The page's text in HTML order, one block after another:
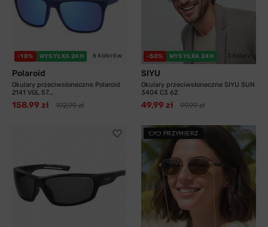
-18% WYSYŁKA 24H 6 kolorów
Polaroid
Okulary przeciwsłoneczne Polaroid
2141 VGL 57...
158,99 zł 192,99 zł
-50% WYSYŁKA 24H 3 kolory
SIYU
Okulary przeciwsłoneczne SIYU SUN
3404 C3 62
49,99 zł 99,99 zł
PRZYMIERZ